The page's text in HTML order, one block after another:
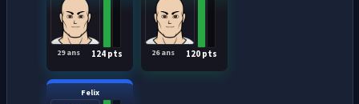
124 pts
29 ans 120 pts
26 ans
Felix